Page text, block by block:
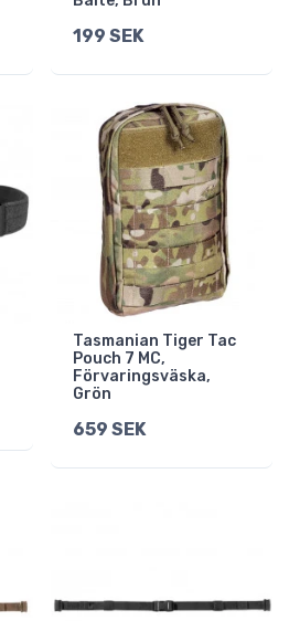
199 SEK
Tasmanian Tiger Tac
Pouch 7 MC,
Förvaringsväska,
Grön
659 SEK